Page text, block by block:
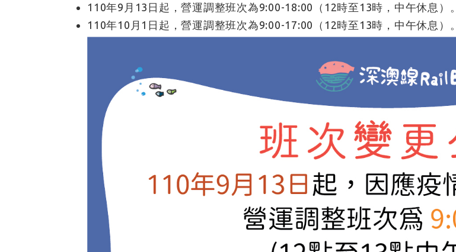
110年9月13日起，營運調整班次為9:00-18:00（12時至13時，中午休息）。
110年10月1日起，營運調整班次為9:00-17:00（12時至13時，中午休息）。